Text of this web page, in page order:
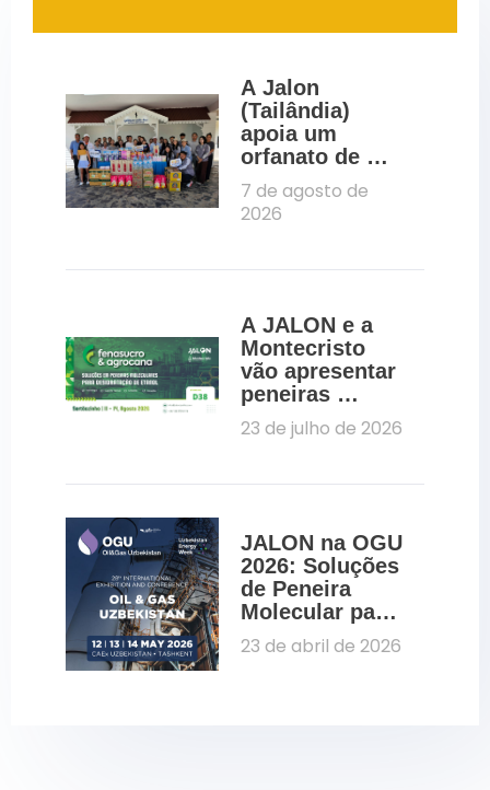
A Jalon
(Tailândia)
apoia um
orfanato de
Pattaya através
de uma
iniciativa de
7 de agosto de
2026
A JALON e a
Montecristo
vão apresentar
peneiras
moleculares
para a
do etanol na
2026
23 de julho de 2026
JALON na OGU
2026: Soluções
de Peneira
Molecular para
Petróleo e Gás
23 de abril de 2026